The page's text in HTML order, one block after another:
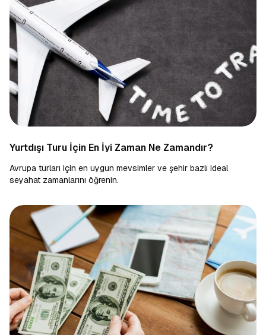
Yurtdışı Turu İçin En İyi Zaman Ne Zamandır?
Avrupa turları için en uygun mevsimler ve şehir bazlı ideal
seyahat zamanlarını öğrenin.